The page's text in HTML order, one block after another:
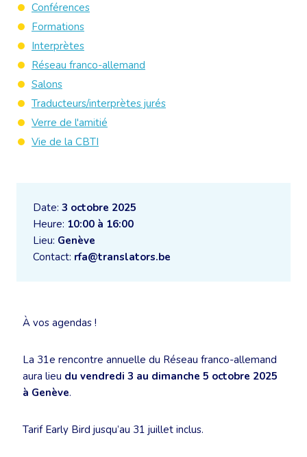
Date: 3 octobre 2025
Heure: 10:00 à 16:00
Lieu: Genève
Contact: rfa@translators.be
À vos agendas !
La 31e rencontre annuelle du Réseau franco-allemand
aura lieu du vendredi 3 au dimanche 5 octobre 2025
à Genève.
Tarif Early Bird jusqu’au 31 juillet inclus.
Conférences
Formations
Interprètes
Réseau franco-allemand
Salons
Traducteurs/interprètes jurés
Verre de l'amitié
Vie de la CBTI